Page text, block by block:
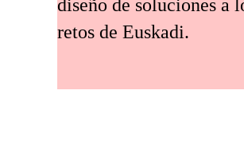
diseño de soluciones a
retos de Euskadi.